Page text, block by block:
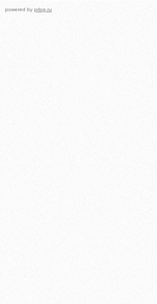
powered by prlog.ru